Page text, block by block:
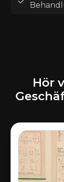
Hör